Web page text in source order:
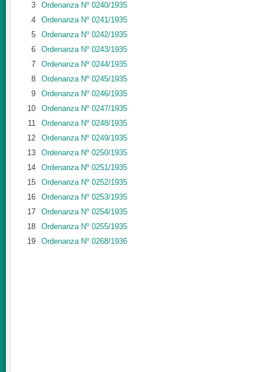
3
Ordenanza Nº 0240/1935
4
Ordenanza Nº 0241/1935
5
Ordenanza Nº 0242/1935
6
Ordenanza Nº 0243/1935
7
Ordenanza Nº 0244/1935
8
Ordenanza Nº 0245/1935
9
Ordenanza Nº 0246/1935
10
Ordenanza Nº 0247/1935
11
Ordenanza Nº 0248/1935
12
Ordenanza Nº 0249/1935
13
Ordenanza Nº 0250/1935
14
Ordenanza Nº 0251/1935
15
Ordenanza Nº 0252/1935
16
Ordenanza Nº 0253/1935
17
Ordenanza Nº 0254/1935
18
Ordenanza Nº 0255/1935
19
Ordenanza Nº 0268/1936